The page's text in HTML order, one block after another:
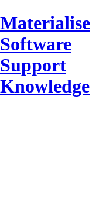
Materialise
Software
Support
Knowledge